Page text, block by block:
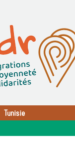
Tunisie